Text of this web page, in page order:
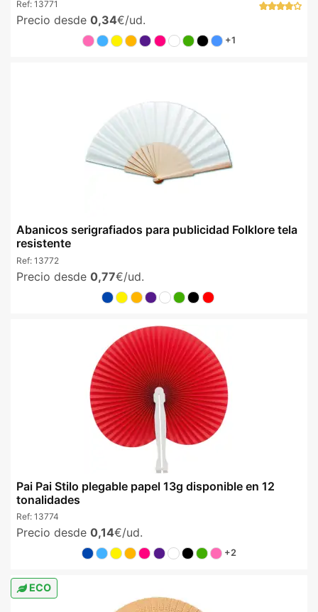
Ref: 13771
Precio desde 0,34€/ud.
+1
Abanicos serigrafiados para publicidad Folklore tela
resistente
Ref: 13772
Precio desde 0,77€/ud.
Pai Pai Stilo plegable papel 13g disponible en 12
tonalidades
Ref: 13774
Precio desde 0,14€/ud.
+2
ECO